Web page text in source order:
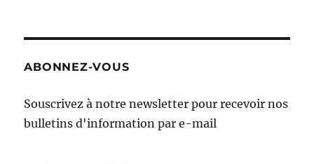
ABONNEZ-VOUS
Souscrivez à notre newsletter pour recevoir nos
bulletins d'information par e-mail